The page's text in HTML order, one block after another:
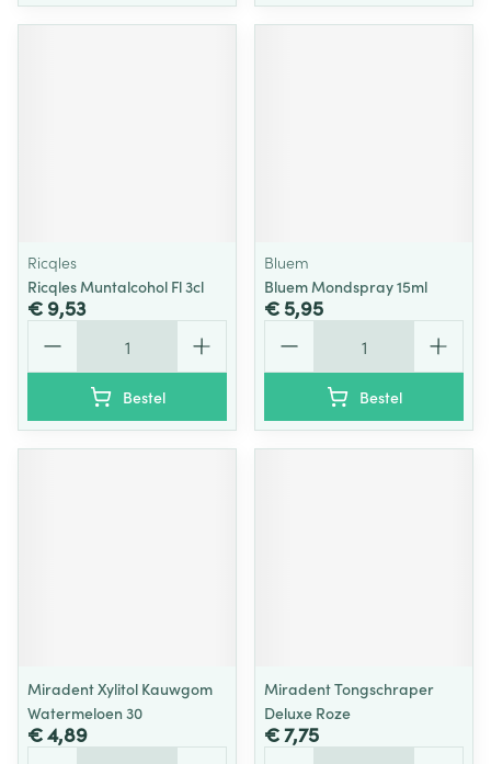
Ricqles
Ricqles Muntalcohol Fl 3cl
€ 9,53
Bestel
Bluem
Bluem Mondspray 15ml
€ 5,95
Bestel
Miradent Xylitol Kauwgom
Watermeloen 30
€ 4,89
Miradent Tongschraper
Deluxe Roze
€ 7,75